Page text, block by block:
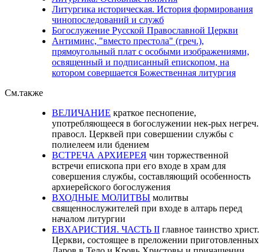
Литургика историческая. История формирования
чинопоследований и служб
Богослужение Русской Православной Церкви
Антиминс, "вместо престола" (греч.),
прямоугольный плат с особыми изображениями,
освященный и подписанный епископом, на
котором совершается Божественная литургия
См.также
ВЕЛИЧАНИЕ краткое песнопение,
употребляющееся в богослужении нек-рых негреч.
правосл. Церквей при совершении службы с
полиелеем или бдением
ВСТРЕЧА АРХИЕРЕЯ чин торжественной
встречи епископа при его входе в храм для
совершения службы, составляющий особенность
архиерейского богослужения
ВХОДНЫЕ МОЛИТВЫ молитвы
священнослужителей при входе в алтарь перед
началом литургии
ЕВХАРИСТИЯ. ЧАСТЬ II главное таинство христ.
Церкви, состоящее в преложении приготовленных